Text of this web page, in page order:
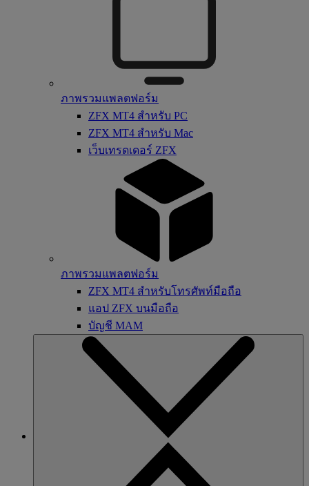
ภาพรวมแพลตฟอร์ม
ZFX MT4 สำหรับ PC
ZFX MT4 สำหรับ Mac
เว็บเทรดเดอร์ ZFX
ภาพรวมแพลตฟอร์ม
ZFX MT4 สำหรับโทรศัพท์มือถือ
แอป ZFX บนมือถือ
บัญชี MAM